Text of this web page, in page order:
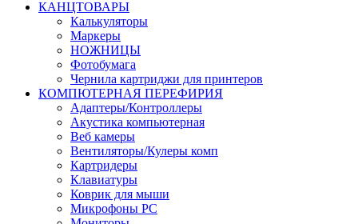
КАНЦТОВАРЫ
Калькуляторы
Маркеры
НОЖНИЦЫ
Фотобумага
Чернила картриджи для принтеров
КОМПЮТЕРНАЯ ПЕРЕФИРИЯ
Адаптеры/Контроллеры
Акустика компьютерная
Веб камеры
Вентиляторы/Кулеры комп
Картридеры
Клавиатуры
Коврик для мыши
Микрофоны PC